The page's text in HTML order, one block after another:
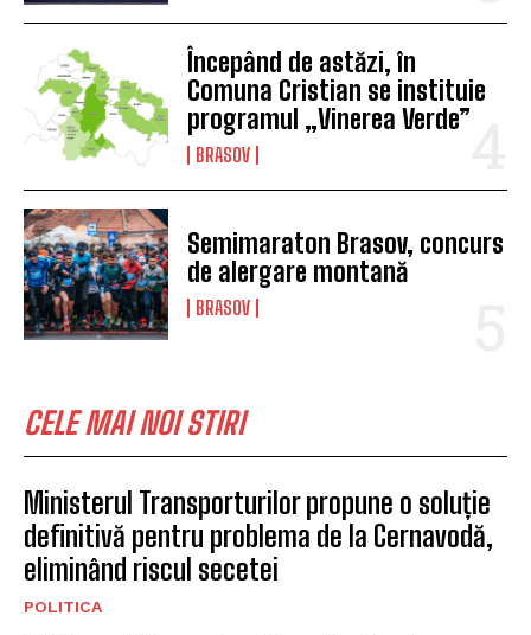
Începând de astăzi, în
Comuna Cristian se instituie
programul „Vinerea Verde”
BRASOV
Semimaraton Brasov, concurs
de alergare montană
BRASOV
CELE MAI NOI STIRI
Ministerul Transporturilor propune o soluție
definitivă pentru problema de la Cernavodă,
eliminând riscul secetei
POLITICA